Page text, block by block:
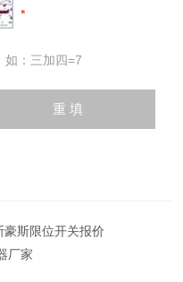
如：三加四=7
斯限位开关报价
厂家